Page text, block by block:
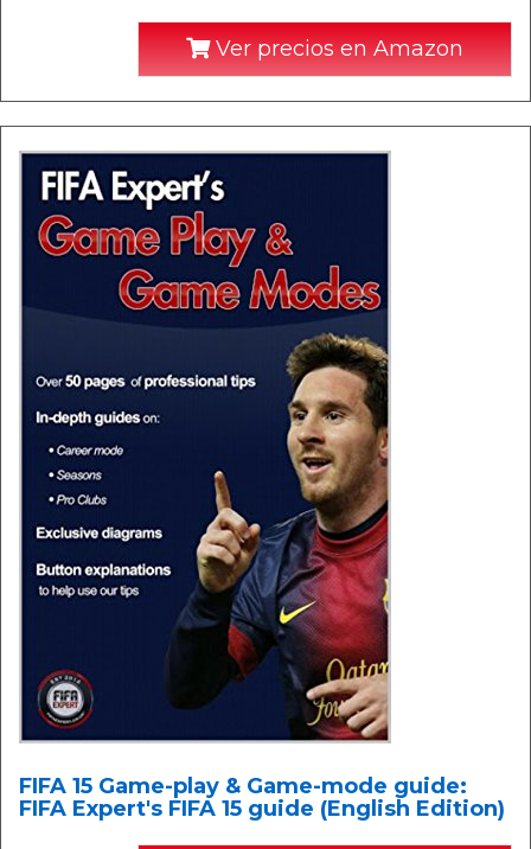
Ver precios en Amazon
FIFA 15 Game-play & Game-mode guide:
FIFA Expert's FIFA 15 guide (English Edition)